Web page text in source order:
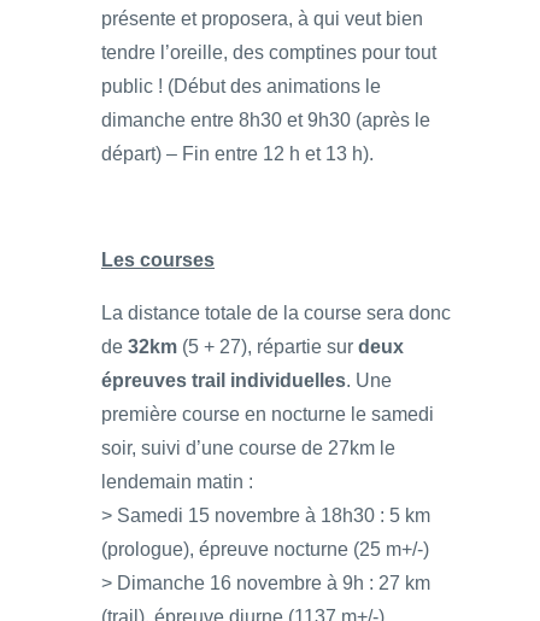
présente et proposera, à qui veut bien
tendre l’oreille, des comptines pour tout
public ! (Début des animations le
dimanche entre 8h30 et 9h30 (après le
départ) – Fin entre 12 h et 13 h).
Les courses
La distance totale de la course sera donc
de 32km (5 + 27), répartie sur deux
épreuves trail individuelles. Une
première course en nocturne le samedi
soir, suivi d’une course de 27km le
lendemain matin :
> Samedi 15 novembre à 18h30 : 5 km
(prologue), épreuve nocturne (25 m+/-)
> Dimanche 16 novembre à 9h : 27 km